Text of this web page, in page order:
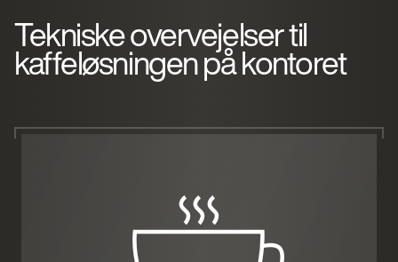
Tekniske overvejelser til
kaffeløsningen på kontoret